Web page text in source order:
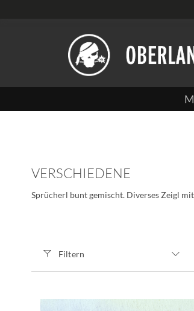
VERSCHIEDENE
Sprücherl bunt gemischt. Diverses Zeigl
Filtern